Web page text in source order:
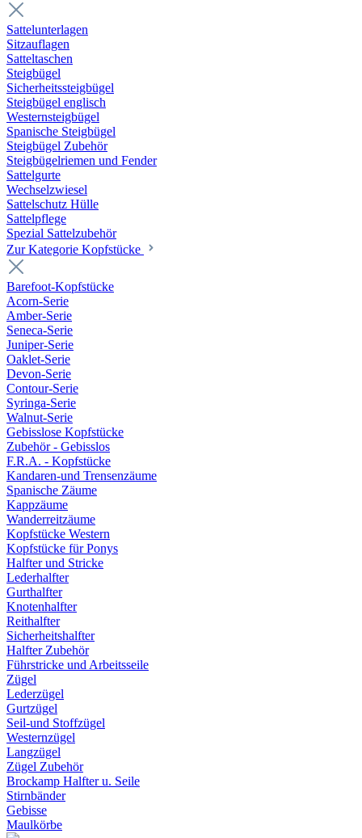
Sattelunterlagen
Sitzauflagen
Satteltaschen
Steigbügel
Sicherheitssteigbügel
Steigbügel englisch
Westernsteigbügel
Spanische Steigbügel
Steigbügel Zubehör
Steigbügelriemen und Fender
Sattelgurte
Wechselzwiesel
Sattelschutz Hülle
Sattelpflege
Spezial Sattelzubehör
Zur Kategorie Kopfstücke
Barefoot-Kopfstücke
Acorn-Serie
Amber-Serie
Seneca-Serie
Juniper-Serie
Oaklet-Serie
Devon-Serie
Contour-Serie
Syringa-Serie
Walnut-Serie
Gebisslose Kopfstücke
Zubehör - Gebisslos
F.R.A. - Kopfstücke
Kandaren-und Trensenzäume
Spanische Zäume
Kappzäume
Wanderreitzäume
Kopfstücke Western
Kopfstücke für Ponys
Halfter und Stricke
Lederhalfter
Gurthalfter
Knotenhalfter
Reithalfter
Sicherheitshalfter
Halfter Zubehör
Führstricke und Arbeitsseile
Zügel
Lederzügel
Gurtzügel
Seil-und Stoffzügel
Westernzügel
Langzügel
Zügel Zubehör
Brockamp Halfter u. Seile
Stirnbänder
Gebisse
Maulkörbe